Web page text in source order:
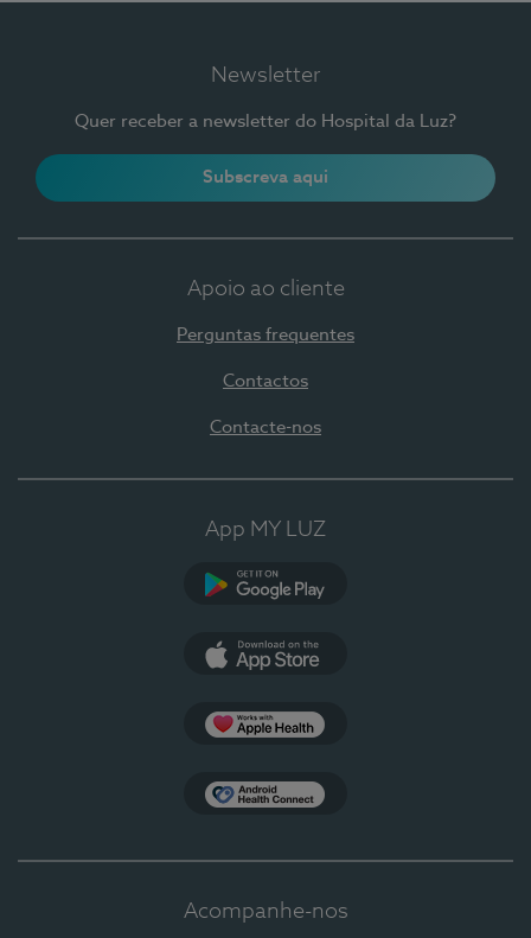
Newsletter
Quer receber a newsletter do Hospital da Luz?
Subscreva aqui
Apoio ao cliente
Perguntas frequentes
Contactos
Contacte-nos
App MY LUZ
Acompanhe-nos